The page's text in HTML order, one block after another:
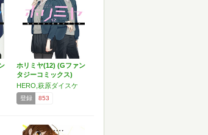
ホリミヤ(12) (Gファン
タジーコミックス)
HERO,萩原ダイスケ
登録 853